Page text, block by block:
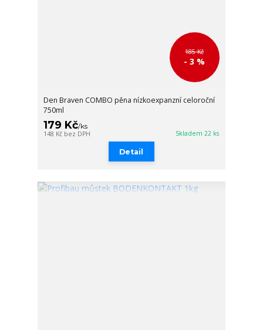
185 Kč
- 3 %
Den Braven COMBO pěna nízkoexpanzní celoroční
750ml
179 Kč/ks
148 Kč bez DPH Skladem 22 ks
Detail